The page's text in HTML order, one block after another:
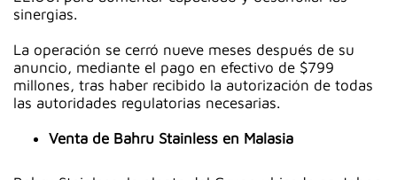
sinergias.
La operación se cerró nueve meses después de su
anuncio, mediante el pago en efectivo de $799
millones, tras haber recibido la autorización de todas
las autoridades regulatorias necesarias.
Venta de Bahru Stainless en Malasia